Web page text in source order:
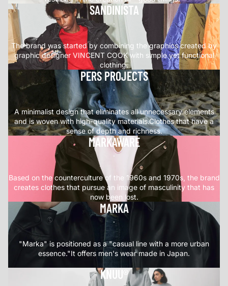
SANDINISTA
.
The brand was started by combining the graphics created by
graphic designer VINCENT COOK with simple yet functional
clothing.
PERS PROJECTS
.
A minimalist design that eliminates all unnecessary elements
and is woven with high-quality materials.Clothes that have a
sense of depth and richness.
MARKAWARE
.
Based on the counterculture of the 1960s and 1970s, the brand
creates clothes that pursue an image of masculinity that has
now been lost.
MARKA
.
"Marka" is positioned as a "casual line with a more urban
essence."It offers men's wear made in Japan.
KNUU®